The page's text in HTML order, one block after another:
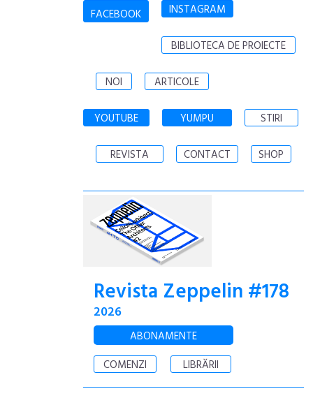
FACEBOOK INSTAGRAM
BIBLIOTECA DE PROIECTE
NOI ARTICOLE
YOUTUBE YUMPU STIRI
REVISTA CONTACT SHOP
Revista Zeppelin #178
2026
ABONAMENTE
COMENZI
LIBRĂRII